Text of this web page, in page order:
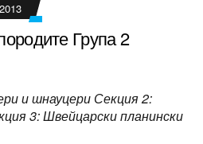
Група 2
и шнауцери Секция 2:
3: Швейцарски планински